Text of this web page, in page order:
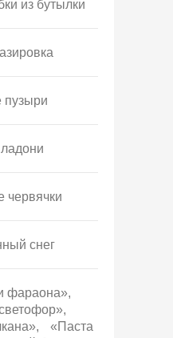
из бутылки
пузыри
червячки
снег
фараона»,
«Паста